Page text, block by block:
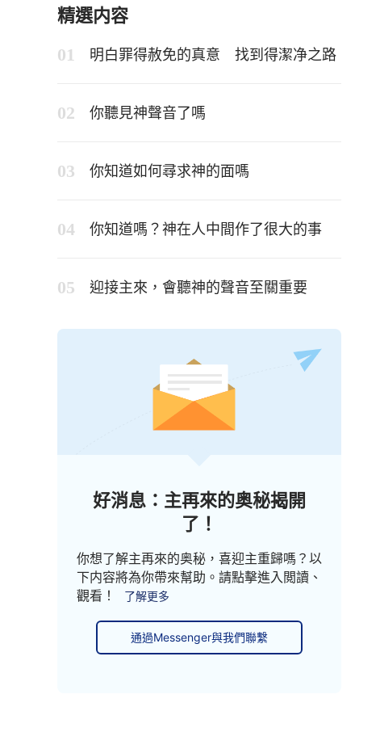
精選内容
明白罪得赦免的真意 找到得潔净之路
你聽見神聲音了嗎
你知道如何尋求神的面嗎
你知道嗎？神在人中間作了很大的事
迎接主來，會聽神的聲音至關重要
好消息：主再來的奥秘揭開
了！
你想了解主再來的奥秘，喜迎主重歸嗎？以
下内容將為你帶來幫助。請點擊進入閲讀、
觀看！
了解更多
通過Messenger與我們聯繫